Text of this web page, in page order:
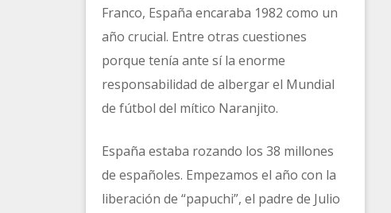
Franco, España encaraba 1982 como un
año crucial. Entre otras cuestiones
porque tenía ante sí la enorme
responsabilidad de albergar el Mundial
de fútbol del mítico Naranjito.
España estaba rozando los 38 millones
de españoles. Empezamos el año con la
liberación de “papuchi”, el padre de Julio